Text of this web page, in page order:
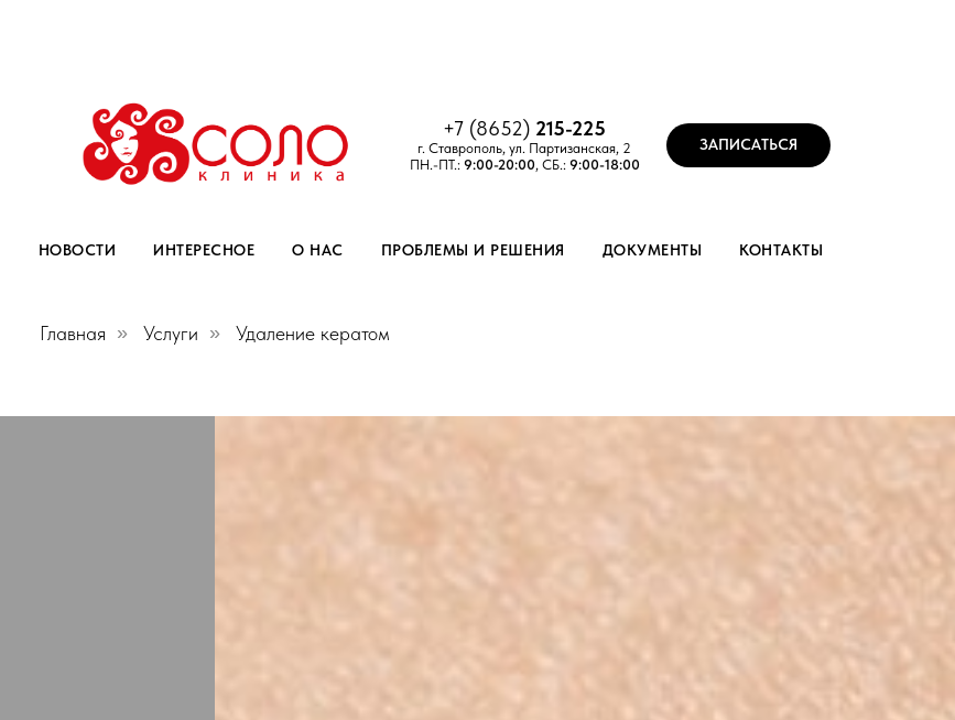
+7 (8652) 215-225
г. Ставрополь, ул. Партизанская, 2
ПН.-ПТ.: 9:00-20:00, СБ.: 9:00-18:00
ЗАПИСАТЬСЯ
НОВОСТИ ИНТЕРЕСНОЕ О НАС ПРОБЛЕМЫ И РЕШЕНИЯ ДОКУМЕНТЫ КОНТАКТЫ
Главная » Услуги » Удаление кератом